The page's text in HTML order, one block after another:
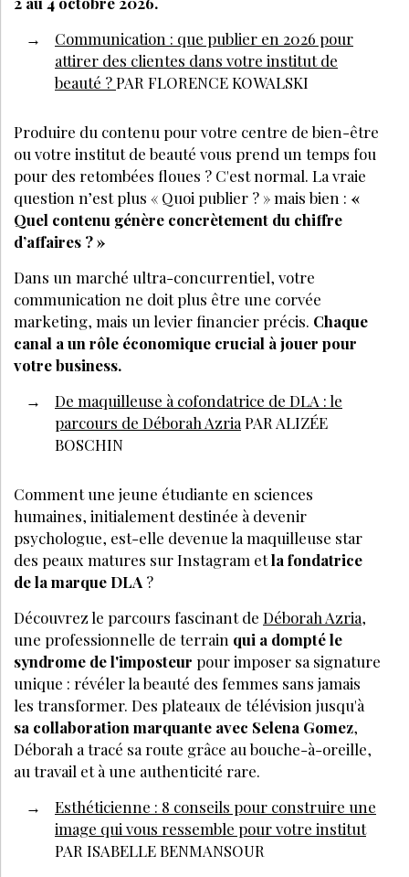
Communication : que publier en 2026 pour
attirer des clientes dans votre institut de
beauté ?PAR FLORENCE KOWALSKI
Produire du contenu pour votre centre de bien-être
ou votre institut de beauté vous prend un temps fou
pour des retombées floues ? C'est normal. La vraie
question n’est plus « Quoi publier ? » mais bien : «
Quel contenu génère concrètement du chiffre
d’affaires ? »
Dans un marché ultra-concurrentiel, votre
communication ne doit plus être une corvée
marketing, mais un levier financier précis. Chaque
canal a un rôle économique crucial à jouer pour
votre business.
De maquilleuse à cofondatrice de DLA : le
parcours de Déborah Azria PAR ALIZÉE
BOSCHIN
Comment une jeune étudiante en sciences
humaines, initialement destinée à devenir
psychologue, est-elle devenue la maquilleuse star
des peaux matures sur Instagram etla fondatrice
de la marque DLA ?
Découvrez le parcours fascinant de Déborah Azria,
une professionnelle de terrain qui a dompté le
syndrome de l'imposteur pour imposer sa signature
unique : révéler la beauté des femmes sans jamais
les transformer. Des plateaux de télévision jusqu'à
sa collaboration marquante avec Selena Gomez,
Déborah a tracé sa route grâce au bouche-à-oreille,
au travail et à une authenticité rare.
Esthéticienne : 8 conseils pour construire une
image qui vous ressemble pour votre institut
PAR ISABELLE BENMANSOUR